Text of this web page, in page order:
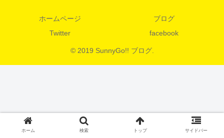
ホームページ
ブログ
Twitter
facebook
© 2019 SunnyGo!! ブログ.
ホーム 検索 トップ サイドバー